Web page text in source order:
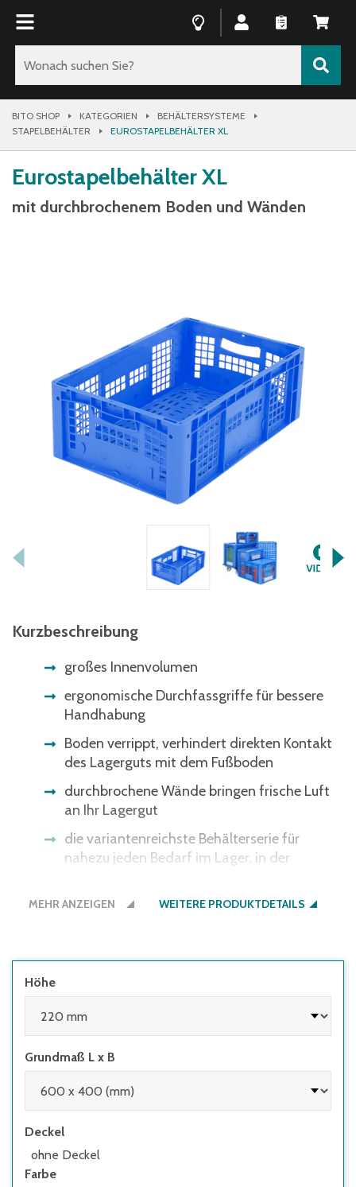
BITO SHOP KATEGORIEN
BEHÄLTERSYSTEME
STAPELBEHÄLTER
EUROSTAPELBEHÄLTER XL
Eurostapelbehälter XL
mit durchbrochenem Boden und Wänden
Kurzbeschreibung
großes Innenvolumen
ergonomische Durchfassgriffe für bessere
Handhabung
Boden verrippt, verhindert direkten Kontakt
des Lagerguts mit dem Fußboden
durchbrochene Wände bringen frische Luft
an Ihr Lagergut
die variantenreichste Behälterserie für
nahezu jeden Bedarf im Lager, in der
MEHR ANZEIGEN WEITERE PRODUKTDETAILS
Höhe
Grundmaß L x B
Deckel
ohne Deckel
Farbe